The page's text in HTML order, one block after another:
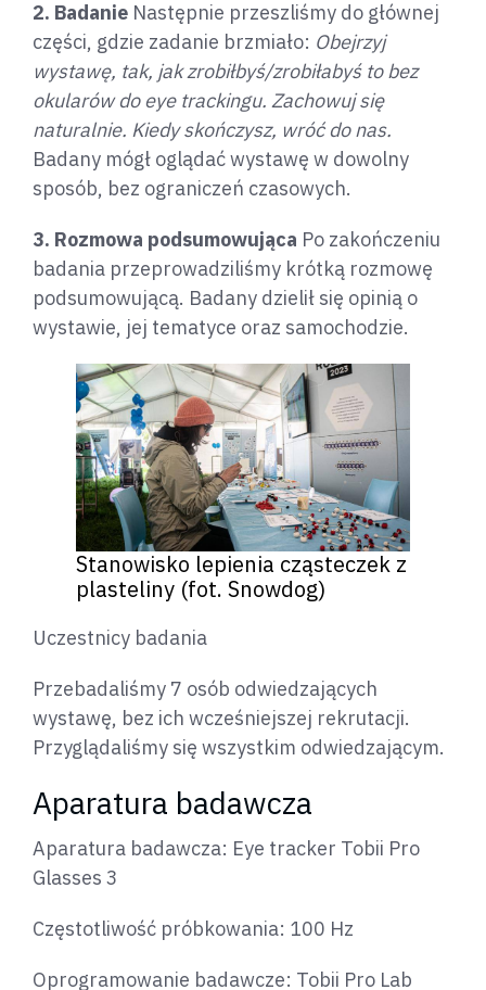
2. Badanie Następnie przeszliśmy do głównej
części, gdzie zadanie brzmiało: Obejrzyj
wystawę, tak, jak zrobiłbyś/zrobiłabyś to bez
okularów do eye trackingu. Zachowuj się
naturalnie. Kiedy skończysz, wróć do nas.
Badany mógł oglądać wystawę w dowolny
sposób, bez ograniczeń czasowych.
3. Rozmowa podsumowująca Po zakończeniu
badania przeprowadziliśmy krótką rozmowę
podsumowującą. Badany dzielił się opinią o
wystawie, jej tematyce oraz samochodzie.
Stanowisko lepienia cząsteczek z
plasteliny (fot. Snowdog)
Uczestnicy badania
Przebadaliśmy 7 osób odwiedzających
wystawę, bez ich wcześniejszej rekrutacji.
Przyglądaliśmy się wszystkim odwiedzającym.
Aparatura badawcza
Aparatura badawcza: Eye tracker Tobii Pro
Glasses 3
Częstotliwość próbkowania: 100 Hz
Oprogramowanie badawcze: Tobii Pro Lab